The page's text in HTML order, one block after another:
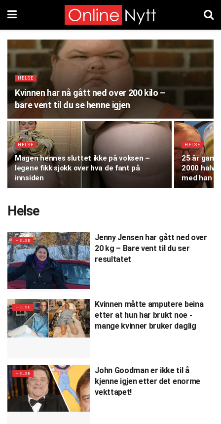
HELSE
Kvinnen har nå gått ned over 200 kilo –
bare vent til du se henne igjen
HELSE
Magen hennes sluttet ikke på voksen –
legene fikk sjokk over hva de fant på
innsiden
HELSE
25 år
2000
med han
Helse
HELSE
Jenny Jensen har gått ned over
20 kg – Bare vent til du ser
resultatet
HELSE
Kvinnen måtte amputere beina
etter at hun har brukt noe -
mange kvinner bruker daglig
HELSE
John Goodman er ikke til å
kjenne igjen etter det enorme
vekttapet!